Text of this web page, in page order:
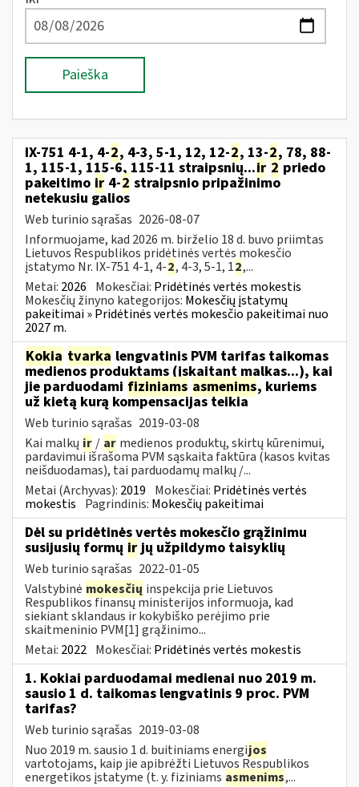
Paieška
IX-751 4-1, 4-2, 4-3, 5-1, 12, 12-2, 13-2, 78, 88-
1, 115-1, 115-6, 115-11 straipsnių...ir 2 priedo
pakeitimo ir 4-2 straipsnio pripažinimo
netekusiu galios
Web turinio sąrašas 2026-08-07
Informuojame, kad 2026 m. birželio 18 d. buvo priimtas
Lietuvos Respublikos pridėtinės vertės mokesčio
įstatymo Nr. IX-751 4-1, 4-2, 4-3, 5-1, 12,...
Metai: 2026 Mokesčiai: Pridėtinės vertės mokestis
Mokesčių žinyno kategorijos: Mokesčių įstatymų
pakeitimai » Pridėtinės vertės mokesčio pakeitimai nuo
2027 m.
Kokia tvarka lengvatinis PVM tarifas taikomas
medienos produktams (įskaitant malkas...), kai
jie parduodami fiziniams asmenims, kuriems
už kietą kurą kompensacijas teikia
Web turinio sąrašas 2019-03-08
Kai malkų ir / ar medienos produktų, skirtų kūrenimui,
pardavimui išrašoma PVM sąskaita faktūra (kasos kvitas
neišduodamas), tai parduodamų malkų /...
Metai (Archyvas): 2019 Mokesčiai: Pridėtinės vertės
mokestis Pagrindinis: Mokesčių pakeitimai
Dėl su pridėtinės vertės mokesčio grąžinimu
susijusių formų irjų užpildymo taisyklių
Web turinio sąrašas 2022-01-05
Valstybinė mokesčių inspekcija prie Lietuvos
Respublikos finansų ministerijos informuoja, kad
siekiant sklandaus ir kokybiško perėjimo prie
skaitmeninio PVM[1] grąžinimo...
Metai: 2022 Mokesčiai: Pridėtinės vertės mokestis
1. Kokiai parduodamai medienai nuo 2019 m.
sausio 1 d. taikomas lengvatinis 9 proc. PVM
tarifas?
Web turinio sąrašas 2019-03-08
Nuo 2019 m. sausio 1 d. buitiniams energijos
vartotojams, kaip jie apibrėžti Lietuvos Respublikos
energetikos įstatyme (t. y. fiziniams asmenims,...